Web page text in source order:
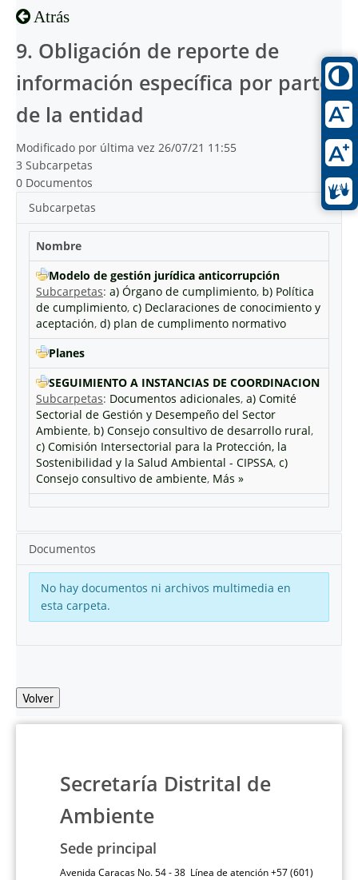
Atrás
9. Obligación de reporte de
información específica por parte
de la entidad
Modificado por última vez 26/07/21 11:55
3 Subcarpetas
0 Documentos
Subcarpetas
Nombre
Modelo de gestión jurídica anticorrupción
Subcarpetas: a) Órgano de cumplimiento, b) Política
de cumplimiento, c) Declaraciones de conocimiento y
aceptación, d) plan de cumplimento normativo
Planes
SEGUIMIENTO A INSTANCIAS DE COORDINACION
Subcarpetas: Documentos adicionales, a) Comité
Sectorial de Gestión y Desempeño del Sector
Ambiente, b) Consejo consultivo de desarrollo rural,
c) Comisión Intersectorial para la Protección, la
Sostenibilidad y la Salud Ambiental - CIPSSA, c)
Consejo consultivo de ambiente, Más »
Documentos
No hay documentos ni archivos multimedia en
esta carpeta.
Volver
Secretaría Distrital de
Ambiente
Sede principal
Avenida Caracas No. 54 - 38 Línea de atención +57 (601)